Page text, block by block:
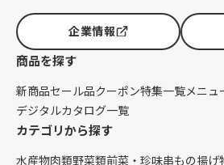
企業情報
商品を探す
新商品セール品クーポン特集一覧メニュ
デジタルカタログ一覧
カテゴリから探す
水産物肉類野菜類前菜・珍味串もの揚げ